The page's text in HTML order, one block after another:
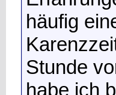
häufig
Stunde
habe ich